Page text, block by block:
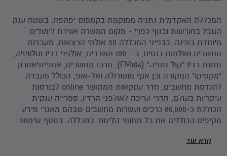
המכללה האקדמית נתניה ממוקמת בקמפוס יפהפה, בשטח ענק
הגובל בחורשות ובנוף כפרי - מקום המשרה אווירת לימודים
מיוחדת במינה. בבנייני המכללה 50 אולמי הרצאות, מעבדות
מחשבים ואולמות כנסים, כ - 100 משרדים, אולפני רדיו וטלוויזיה,
תחנת רדיו "קול נתניה" (FM106), מרכז מחשבים, אמפיתיאטרון
"מקסיקו" המקורה וכן אגף מוטורולה ואל-אופ, הכולל מעבדה
להנדסת מחשבים, חדר עסקאות המקושר online לבורסות
עיקריות בעולם, חדרי עריכה לאולפני הרדיו, ספרייה ענקית
הכוללת כ-80,000 כרכים ועשרות מחשבים שבהם מאגרי מידע
מקיפים הכוללים את כל תחומי הלימוד במכללה. בנוסף שימוש
אוניברסיטאית, שירותי צילום, מרכז ספורט הכולל מגרשי ספורט
קרא עוד